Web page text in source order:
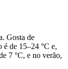
Gosta de
é de 15–24 °C e,
7 °C, e no verão,